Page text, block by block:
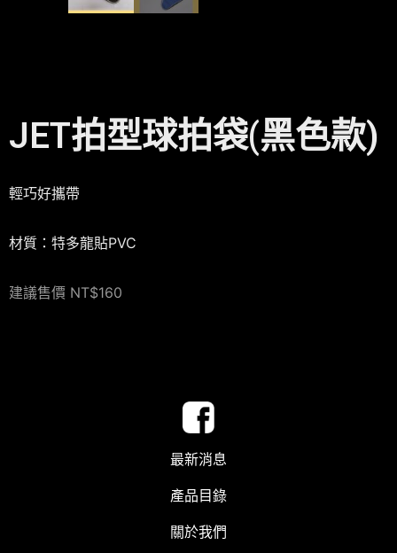
JET拍型球拍袋(黑色款)
輕巧好攜帶
材質：特多龍貼PVC
建議售價 NT$160
最新消息
產品目錄
關於我們